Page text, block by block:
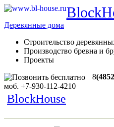
Деревянные дома
Строительство
Производство бревна и
Проекты
8
моб. +7-930-112-4210
BlockHouse